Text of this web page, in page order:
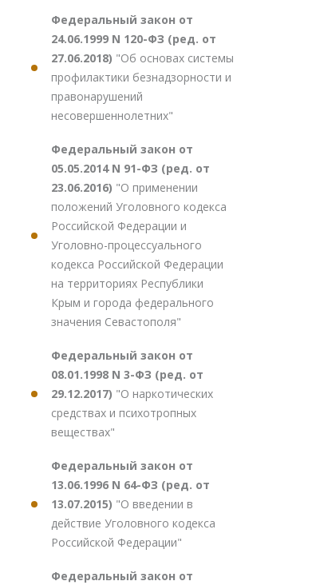
Федеральный закон от
24.06.1999 N 120-ФЗ (ред. от
27.06.2018) "Об основах системы
профилактики безнадзорности и
правонарушений
несовершеннолетних"
Федеральный закон от
05.05.2014 N 91-ФЗ (ред. от
23.06.2016) "О применении
положений Уголовного кодекса
Российской Федерации и
Уголовно-процессуального
кодекса Российской Федерации
на территориях Республики
Крым и города федерального
значения Севастополя"
Федеральный закон от
08.01.1998 N 3-ФЗ (ред. от
29.12.2017) "О наркотических
средствах и психотропных
веществах"
Федеральный закон от
13.06.1996 N 64-ФЗ (ред. от
13.07.2015) "О введении в
действие Уголовного кодекса
Российской Федерации"
Федеральный закон от